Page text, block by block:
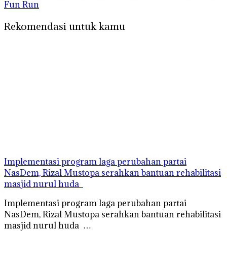
Fun Run
Rekomendasi untuk kamu
Implementasi program laga perubahan partai
NasDem, Rizal Mustopa serahkan bantuan rehabilitasi
masjid nurul huda
Implementasi program laga perubahan partai
NasDem, Rizal Mustopa serahkan bantuan rehabilitasi
masjid nurul huda …